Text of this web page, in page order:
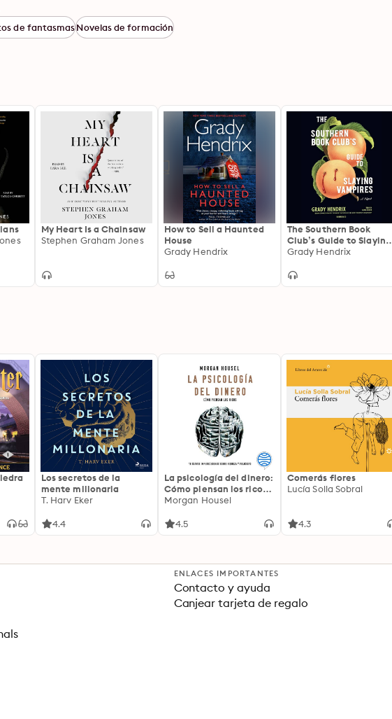
de fantasmasNovelas de formación
My Heart Is a Chainsaw
Stephen Graham Jones
How to Sell a Haunted
House
Grady Hendrix
The Southern Book
Club’s Guide to Slaying
Vampires
Grady Hendrix
Los secretos de la
mente millonaria
T. Harv Eker
4.4
La psicología del dinero:
Cómo piensan los ricos:
18 claves imperecederas
Morgan Housel
4.5
Comerás flores
Lucía Solla Sobral
4.3
ENLACES IMPORTANTES
Contacto y ayuda
Canjear tarjeta de regalo